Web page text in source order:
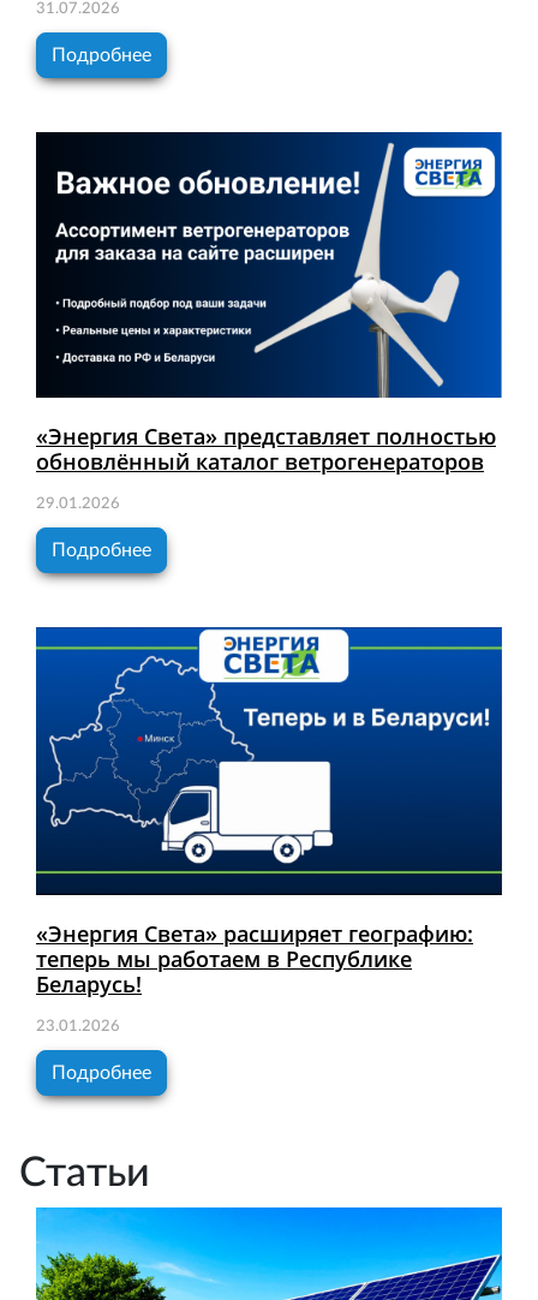
31.07.2026
Подробнее
«Энергия Света» представляет полностью
обновлённый каталог ветрогенераторов
29.01.2026
Подробнее
«Энергия Света» расширяет географию:
теперь мы работаем в Республике
Беларусь!
23.01.2026
Подробнее
Статьи